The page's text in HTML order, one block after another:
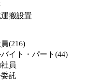
搬設置
(216)
イト・パート(44)
員
託